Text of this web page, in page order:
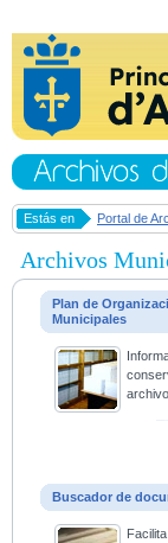
Estás en Portal de
Archivos
Plan de
Municipales
Buscador de